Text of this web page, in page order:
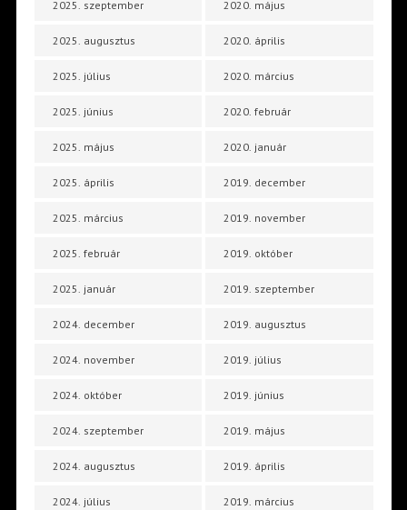
2025. szeptember
2025. augusztus
2025. július
2025. június
2025. május
2025. április
2025. március
2025. február
2025. január
2024. december
2024. november
2024. október
2024. szeptember
2024. augusztus
2024. július
2020. május
2020. április
2020. március
2020. február
2020. január
2019. december
2019. november
2019. október
2019. szeptember
2019. augusztus
2019. július
2019. június
2019. május
2019. április
2019. március